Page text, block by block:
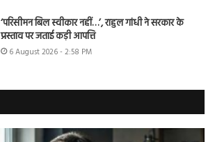
‘परिसीमन बिल स्वीकार नहीं…’, राहुल गांधी ने सरकार के
प्रस्ताव पर जताई कड़ी आपत्ति
6 August 2026 - 2:58 PM